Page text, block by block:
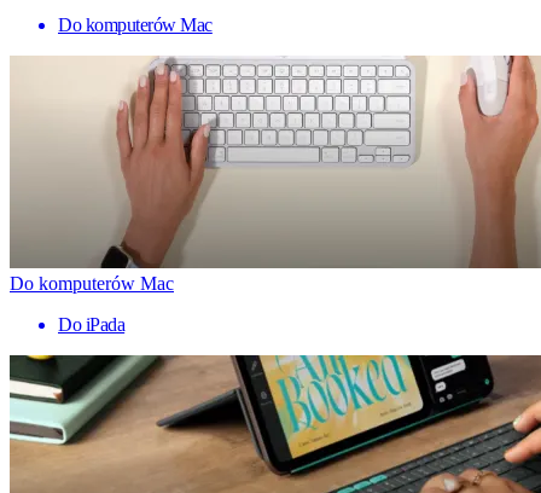
Do komputerów Mac
Do komputerów Mac
Do iPada